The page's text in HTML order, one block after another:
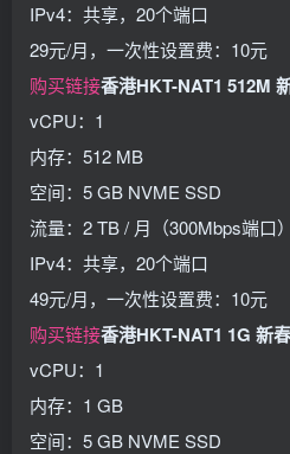
IPv4：共享，20个端口
29元/月，一次性设置费：10元
购买链接香港HKT-NAT1 512M
vCPU：1
内存：512 MB
空间：5 GB NVME SSD
流量：2 TB / 月（300Mbps端口）
IPv4：共享，20个端口
49元/月，一次性设置费：10元
购买链接香港HKT-NAT1 1G 新
vCPU：1
内存：1 GB
空间：5 GB NVME SSD